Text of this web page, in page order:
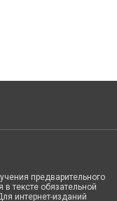
предварительного
тексте обязательной
интернет-изданий